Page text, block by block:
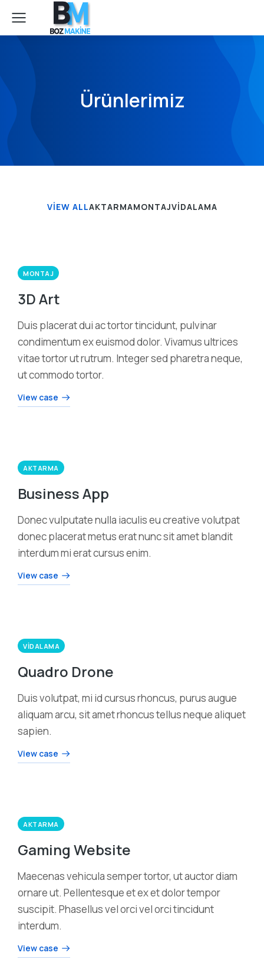
Ürünlerimiz
VIEW ALLAKTARMAMONTAJVIDALAMA
MONTAJ
3D Art
Duis placerat dui ac tortor tincidunt, pulvinar
condimentum ex euismod dolor. Vivamus ultrices
vitae tortor ut rutrum. Integer sed pharetra neque,
ut commodo tortor.
View case
AKTARMA
Business App
Donec vulputate nulla iaculis eu creative volutpat
donec placerat metus erat nunc sit amet blandit
interdum mi erat cursus enim.
View case
VIDALAMA
Quadro Drone
Duis volutpat, mi id cursus rhoncus, purus augue
aliquam arcu, sit amet rhoncus tellus neque aliquet
sapien.
View case
AKTARMA
Gaming Website
Maecenas vehicula semper tortor, ut auctor diam
ornare ut. Pellentesque et ex et dolor tempor
suscipit. Phasellus vel orci vel orci tincidunt
interdum.
View case